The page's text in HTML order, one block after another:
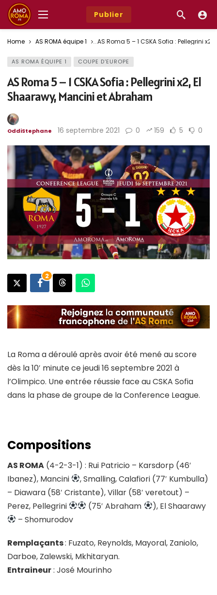
Publier
Home AS ROMA équipe 1 AS Roma 5 – 1 CSKA Sofia : Pellegrini
AS ROMA ÉQUIPE 1 COUPE D'EUROPE
AS Roma 5 – 1 CSKA Sofia : Pellegrini x2, El
Shaarawy, Mancini et Abraham
OddiStephane 16 septembre 2021 0 159 5 0
2
La Roma a déroulé après avoir été mené au score
dès la 10′ minute ce jeudi 16 septembre 2021 à
l’Olimpico. Une entrée réussie face au CSKA Sofia
dans la phase de groupe de la Conference League.
Compositions
AS ROMA (4-2-3-1) : Rui Patricio – Karsdorp (46′
Ibanez), Mancini
, Smalling, Calafiori (77′ Kumbulla)
– Diawara (58′ Cristante), Villar (58′ veretout) –
Perez, Pellegrini
(75′ Abraham
), El Shaarawy
– Shomurodov
Remplaçants: Fuzato, Reynolds, Mayoral, Zaniolo,
Darboe, Zalewski, Mkhitaryan.
Entraineur: José Mourinho